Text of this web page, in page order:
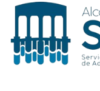
Saltar